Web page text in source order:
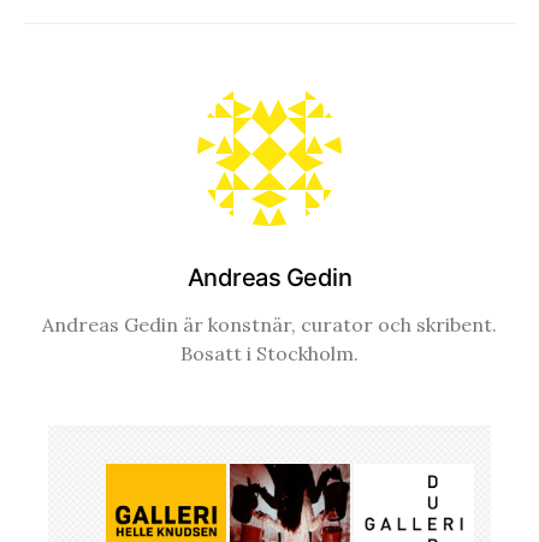
Andreas Gedin
Andreas Gedin är konstnär, curator och skribent.
Bosatt i Stockholm.